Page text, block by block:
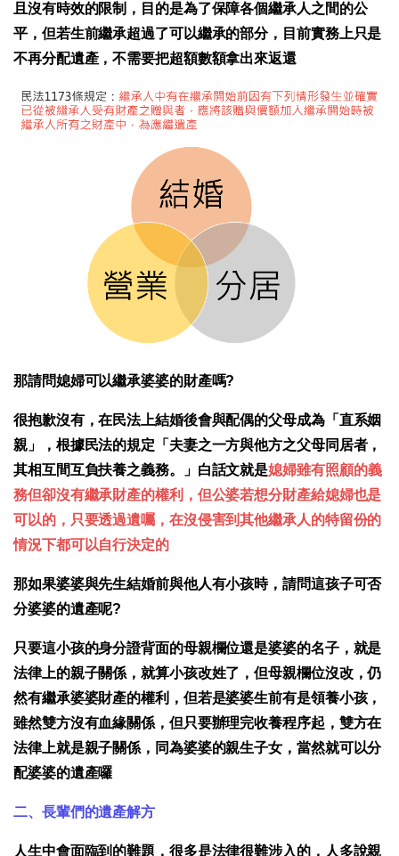
且沒有時效的限制，目的是為了保障各個繼承人之間的公
平，但若生前繼承超過了可以繼承的部分，目前實務上只是
不再分配遺產，不需要把超額數額拿出來返還
那請問媳婦可以繼承婆婆的財產嗎?
很抱歉沒有，在民法上結婚後會與配偶的父母成為「直系姻
親」，根據民法的規定「夫妻之一方與他方之父母同居者，
其相互間互負扶養之義務。」白話文就是媳婦雖有照顧的義
務但卻沒有繼承財產的權利，但公婆若想分財產給媳婦也是
可以的，只要透過遺囑，在沒侵害到其他繼承人的特留份的
情況下都可以自行決定的
那如果婆婆與先生結婚前與他人有小孩時，請問這孩子可否
分婆婆的遺產呢?
只要這小孩的身分證背面的母親欄位還是婆婆的名子，就是
法律上的親子關係，就算小孩改姓了，但母親欄位沒改，仍
然有繼承婆婆財產的權利，但若是婆婆生前有是領養小孩，
雖然雙方沒有血緣關係，但只要辦理完收養程序起，雙方在
法律上就是親子關係，同為婆婆的親生子女，當然就可以分
配婆婆的遺產囉
二、長輩們的遺產解方
人生中會面臨到的難題，很多是法律很難涉入的，人多說親